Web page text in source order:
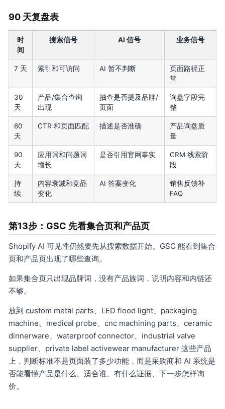
90 天复盘表
时
间
搜索信号 AI 信号 业务信号
7 天 索引和可访问 AI 暂不判断
页面路径正
常
30
天
产品/集合查询
出现
抽查是否提及品牌/
页面
询盘字段完
整
60
天
CTR 和页面匹配 描述是否准确
产品询盘质
量
90
天
应用词和问题词
增长
是否引用官网事实
CRM 线索阶
段
持
续
内容衰减和竞品
变化
AI 答案变化
销售反馈补
FAQ
第13步：GSC 先看集合页和产品页
Shopify AI 可见性仍然要先从搜索数据开始。GSC 能看到集合
页和产品页出现了哪些查询。
如果集合页只出现品牌词，没有产品族词，说明内容和内链还
不够。
放到 custom metal parts、LED flood light、packaging
machine、medical probe、cnc machining parts、ceramic
dinnerware、waterproof connector、industrial valve
supplier、private label activewear manufacturer 这些产品
上，判断标准不是页面装了多少功能，而是采购商和 AI 系统是
否能看懂产品是什么、适合谁、有什么证据、下一步怎样询
价。